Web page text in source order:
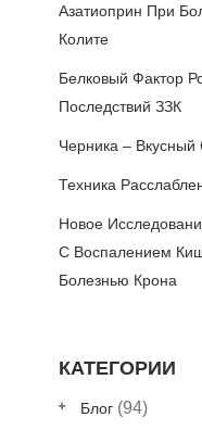
Азатиоприн При
Колите
Белковый Фактор
Последствий ЗЗК
Черника –
Техника
Новое
С Воспалением
Болезнью Крона
КАТЕГОРИИ
Блог (94)